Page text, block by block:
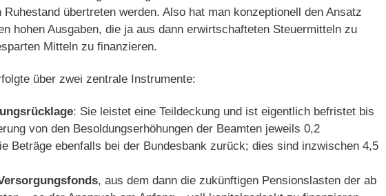
übertreten werden. Also hat man konzeptionell den Ansatz
hohen Ausgaben, die ja aus dann erwirtschafteten Steuermitteln zu
Mitteln zu finanzieren.
über zwei zentrale Instrumente:
: Sie leistet eine Teildeckung und ist eigentlich befristet bis
von den Besoldungserhöhungen der Beamten jeweils 0,2
Beträge ebenfalls bei der Bundesbank zurück; dies sind inzwischen 4,5
, aus dem dann die zukünftigen Pensionslasten der ab